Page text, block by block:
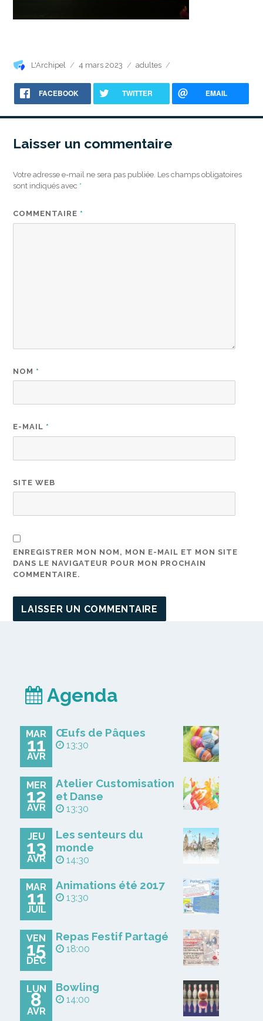
Auteur
L'Archipel
Publié
4 mars 2023 Catégories
adultes
FACEBOOK TWITTER EMAIL
Laisser un commentaire
Votre adresse e-mail ne sera pas publiée. Les champs obligatoires
sont indiqués avec *
COMMENTAIRE *
NOM *
E-MAIL *
SITE WEB
ENREGISTRER MON NOM, MON E-MAIL ET MON SITE
DANS LE NAVIGATEUR POUR MON PROCHAIN
COMMENTAIRE.
Agenda
MAR
11
AVR
Œufs de Pâques
13:30
MER
12
AVR
Atelier Customisation
et Danse
13:30
JEU
13
AVR
Les senteurs du
monde
14:30
MAR
11
JUIL
Animations été 2017
13:30
VEN
15
DÉC
Repas Festif Partagé
18:00
LUN
8
AVR
Bowling
14:00